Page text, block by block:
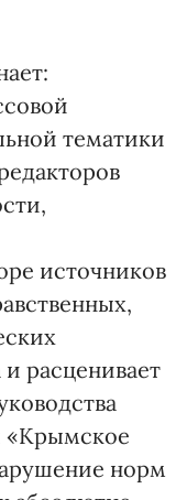
тематики
источников
расценивает
«Крымское
норм